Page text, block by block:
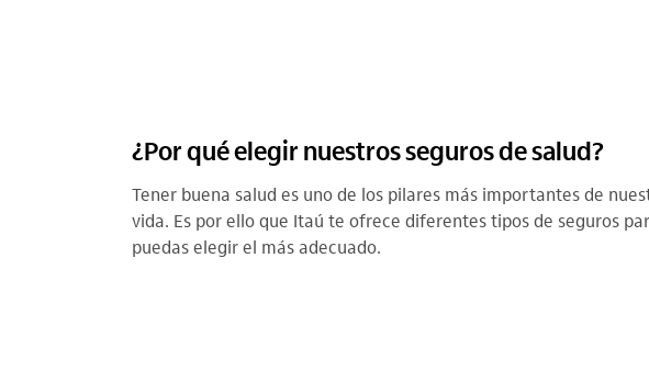
¿Por qué elegir nuestros seguros de salud?
Tener buena salud es uno de los pilares más importantes de
vida. Es por ello que Itaú te ofrece diferentes tipos de seguros
puedas elegir el más adecuado.